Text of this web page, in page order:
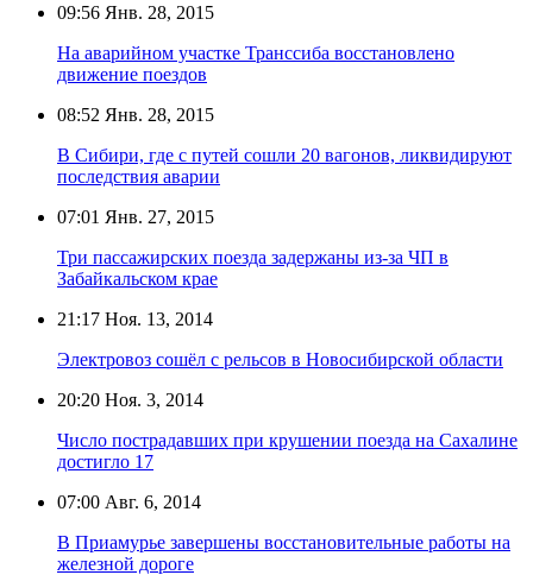
09:56 Янв. 28, 2015
На аварийном участке Транссиба восстановлено
движение поездов
08:52 Янв. 28, 2015
В Сибири, где с путей сошли 20 вагонов, ликвидируют
последствия аварии
07:01 Янв. 27, 2015
Три пассажирских поезда задержаны из-за ЧП в
Забайкальском крае
21:17 Ноя. 13, 2014
Электровоз сошёл с рельсов в Новосибирской области
20:20 Ноя. 3, 2014
Число пострадавших при крушении поезда на Сахалине
достигло 17
07:00 Авг. 6, 2014
В Приамурье завершены восстановительные работы на
железной дороге